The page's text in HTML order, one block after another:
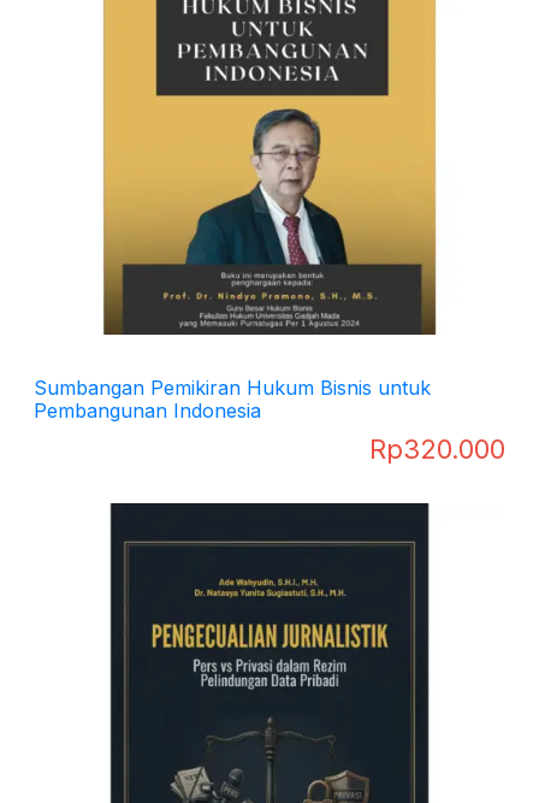
Sumbangan Pemikiran Hukum Bisnis untuk
Pembangunan Indonesia
Rp320.000